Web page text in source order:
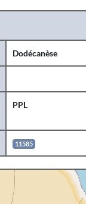
Dodécanèse
PPL
11585